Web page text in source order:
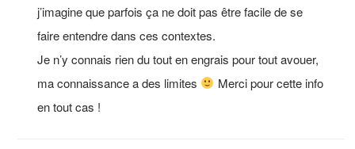
j’imagine que parfois ça ne doit pas être facile de se
faire entendre dans ces contextes.
Je n’y connais rien du tout en engrais pour tout avouer,
ma connaissance a des limites
Merci pour cette info
en tout cas !